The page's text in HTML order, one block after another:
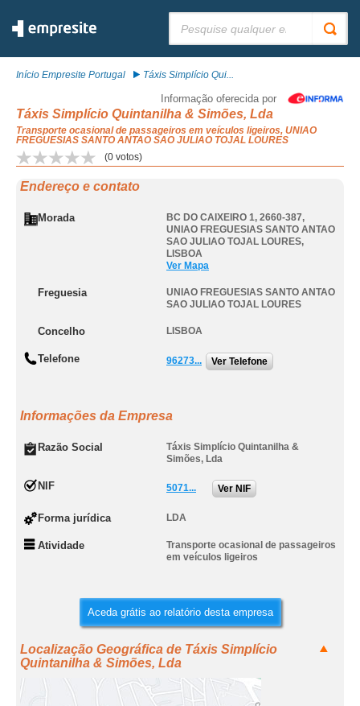
Início Empresite Portugal Táxis Simplício Qui...
Informação oferecida por
Táxis Simplício Quintanilha & Simões, Lda
Transporte ocasional de passageiros em veículos ligeiros, UNIAO
FREGUESIAS SANTO ANTAO SAO JULIAO TOJAL LOURES
(0 votos)
Endereço e contato
Morada BC DO CAIXEIRO 1, 2660-387,
UNIAO FREGUESIAS SANTO ANTAO
SAO JULIAO TOJAL LOURES,
LISBOA
Ver Mapa
Freguesia
UNIAO FREGUESIAS SANTO ANTAO
SAO JULIAO TOJAL LOURES
Concelho LISBOA
Telefone 96273... Ver Telefone
Informações da Empresa
Razão Social
Táxis Simplício Quintanilha &
Simões, Lda
NIF 5071... Ver NIF
Forma jurídica LDA
Atividade
Transporte ocasional de passageiros
em veículos ligeiros
Aceda grátis ao relatório desta empresa
Localização Geográfica de Táxis Simplício
Quintanilha & Simões, Lda